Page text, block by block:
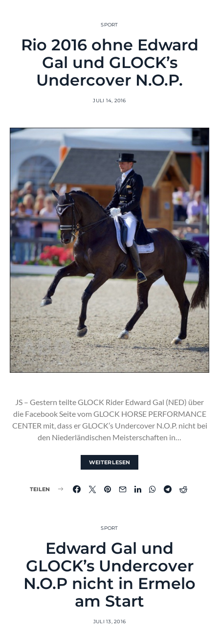
SPORT
Rio 2016 ohne Edward
Gal und GLOCK’s
Undercover N.O.P.
JULI 14, 2016
JS – Gestern teilte GLOCK Rider Edward Gal (NED) über
die Facebook Seite vom GLOCK HORSE PERFORMANCE
CENTER mit, dass er GLOCK’s Undercover N.O.P. nicht bei
den Niederländischen Meisterschaften in…
WEITERLESEN
TEILEN
SPORT
Edward Gal und
GLOCK’s Undercover
N.O.P nicht in Ermelo
am Start
JULI 13, 2016